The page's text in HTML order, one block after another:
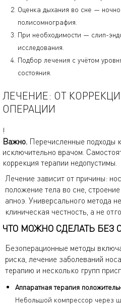
Оценка дыхания во сне —
полисомнография.
При необходимости — слип-
исследования.
Подбор лечения с учётом
состояния.
ЛЕЧЕНИЕ: ОТ
ОПЕРАЦИИ
!
Важно. Перечисленные подходы
исключительно врачом.
коррекция терапии недопустимы.
Лечение зависит от причины:
положение тела во сне,
апноэ. Универсального метода
клиническая честность, а не
ЧТО МОЖНО СДЕЛАТЬ БЕЗ
Безоперационные методы
риска, лечение заболеваний
терапию и несколько групп
Аппаратная терапия
Небольшой компрессор через